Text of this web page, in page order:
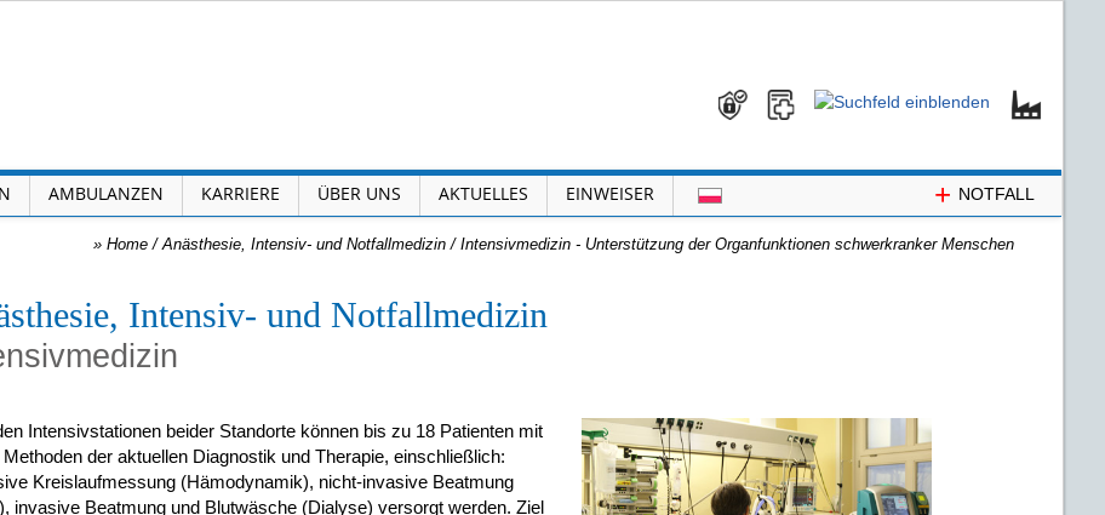
AMBULANZEN KARRIERE ÜBER UNS AKTUELLES EINWEISER + NOTFALL
» Home/Anästhesie, Intensiv- und Notfallmedizin/ Intensivmedizin - Unterstützung der Organfunktionen schwerkranker Menschen
Intensiv- und Notfallmedizin
Intensivstationen beider Standorte können bis zu 18 Patienten mit
Methoden der aktuellen Diagnostik und Therapie, einschließlich:
Kreislaufmessung (Hämodynamik), nicht-invasive Beatmung
invasive Beatmung und Blutwäsche (Dialyse) versorgt werden. Ziel